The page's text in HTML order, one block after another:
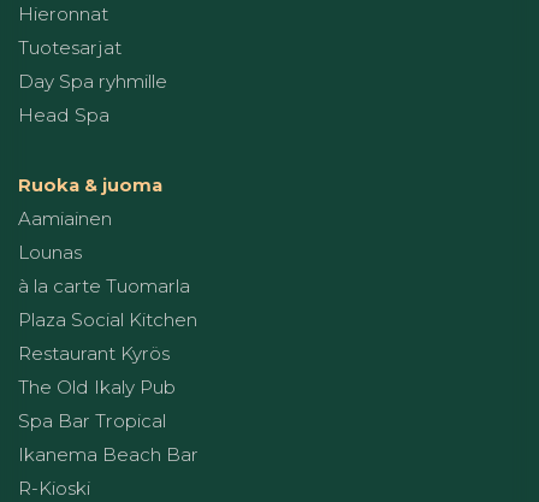
Hieronnat
Tuotesarjat
Day Spa ryhmille
Head Spa
Ruoka & juoma
Aamiainen
Lounas
à la carte Tuomarla
Plaza Social Kitchen
Restaurant Kyrös
The Old Ikaly Pub
Spa Bar Tropical
Ikanema Beach Bar
R-Kioski